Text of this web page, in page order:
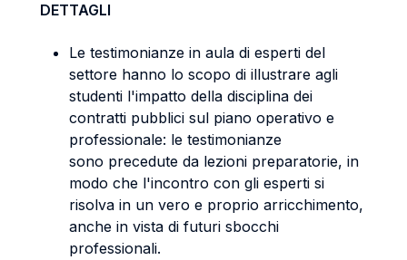
DETTAGLI
Le testimonianze in aula di esperti del
settore hanno lo scopo di illustrare agli
studenti l'impatto della disciplina dei
contratti pubblici sul piano operativo e
professionale: le testimonianze
sono precedute da lezioni preparatorie, in
modo che l'incontro con gli esperti si
risolva in un vero e proprio arricchimento,
anche in vista di futuri sbocchi
professionali.